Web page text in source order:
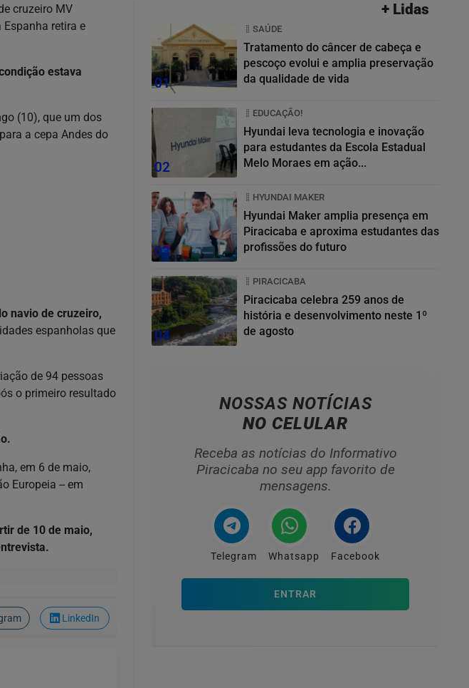
cruzeiro MV
retira e
estava
(10), que um dos
a cepa Andes do
navio de cruzeiro,
espanholas que
de 94 pessoas
o primeiro resultado
em 6 de maio,
Europeia -- em
de 10 de maio,
LinkedIn
+ Lidas
01
SAÚDE
Tratamento do câncer de cabeça e
pescoço evolui e amplia preservação
da qualidade de vida
02
EDUCAÇÃO!
Hyundai leva tecnologia e inovação
para estudantes da Escola Estadual
Melo Moraes em ação...
03
HYUNDAI MAKER
Hyundai Maker amplia presença em
Piracicaba e aproxima estudantes das
profissões do futuro
04
PIRACICABA
Piracicaba celebra 259 anos de
história e desenvolvimento neste 1º
de agosto
NOSSAS NOTÍCIAS
NO CELULAR
Receba as notícias do Informativo
Piracicaba no seu app favorito de
mensagens.
Telegram Whatsapp Facebook
ENTRAR